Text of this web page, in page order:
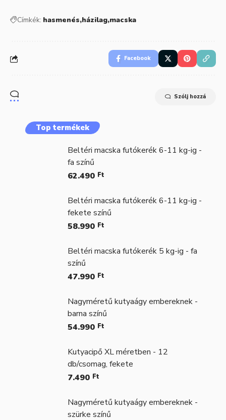
Címkék: hasmenés házilag macska
Facebook
Szólj hozzá
Top termékek
Beltéri macska futókerék 6-11 kg-ig -
fa színű
62.490 Ft
Beltéri macska futókerék 6-11 kg-ig -
fekete színű
58.990 Ft
Beltéri macska futókerék 5 kg-ig - fa
színű
47.990 Ft
Nagyméretű kutyaágy embereknek -
barna színű
54.990 Ft
Kutyacipő XL méretben - 12
db/csomag, fekete
7.490 Ft
Nagyméretű kutyaágy embereknek -
szürke színű